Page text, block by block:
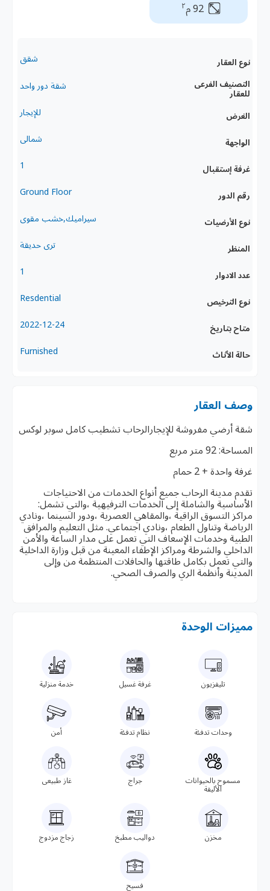
92 م ٢
نوع العقار شقق
التصنيف الفرعى
للعقار
شقة دور واحد
الغرض للإيجار
الواجهة شمالى
غرفة إستقبال 1
رقم الدور Ground Floor
نوع الأرضيات سيراميك,خشب مقوى
المنظر ترى حديقة
عدد الادوار 1
نوع الترخيص Resdential
متاح بتاريخ 2022-12-24
حالة الأثاث Furnished
وصف العقار
شقة أرضي مفروشة للإيجارالرحاب تشطيب كامل سوبر لوكس
المساحة: 92 متر مربع
غرفة واحدة + 2 حمام
تقدم مدينة الرحاب جميع أنواع الخدمات من الاحتياجات
الأساسية والشاملة إلى الخدمات الترفيهية ،والتي تشمل:
مراكز التسوق الراقية ،والمقاهي العصرية ،ودور السينما ،ونادي
الرياضة وتناول الطعام ،ونادي اجتماعي. مثل التعليم والمرافق
الطبية وخدمات الإسعاف التي تعمل على مدار الساعة والأمن
الداخلي والشرطة ومراكز الإطفاء المعينة من قبل وزارة الداخلية
والتي تعمل بكامل طاقتها والحافلات المنتظمة من وإلى
المدينة وأنظمة الري والصرف الصحي.
مميزات الوحدة
تليفزيون غرفة غسيل خدمة منزلية
وحدات تدفئة نظام تدفئة أمن
مسموح بالحيوانات
الأليفة
جراج غاز طبيعى
مخزن دواليب مطبخ زجاج مزدوج
فسيح